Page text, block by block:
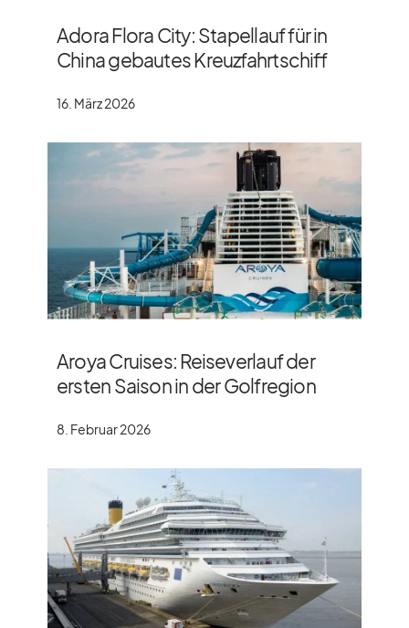
Adora Flora City: Stapellauf für in
China gebautes Kreuzfahrtschiff
16. März 2026
Aroya Cruises: Reiseverlauf der
ersten Saison in der Golfregion
8. Februar 2026